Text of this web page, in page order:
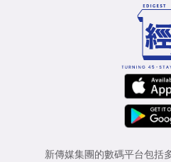
新傳媒集團的數碼平台包括